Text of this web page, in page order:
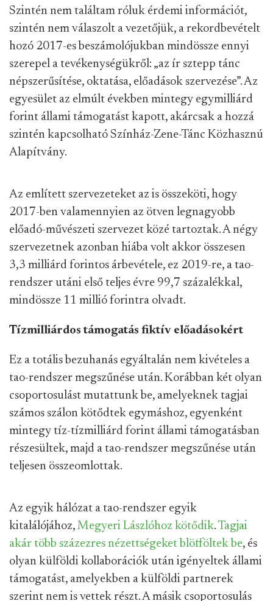
Szintén nem találtam róluk érdemi információt,
szintén nem válaszolt a vezetőjük, a rekordbevételt
hozó 2017-es beszámolójukban mindössze ennyi
szerepel a tevékenységükről: „az ír sztepp tánc
népszerűsítése, oktatása, előadások szervezése”. Az
egyesület az elmúlt években mintegy egymilliárd
forint állami támogatást kapott, akárcsak a hozzá
szintén kapcsolható Színház-Zene-Tánc Közhasznú
Alapítvány.
Az említett szervezeteket az is összeköti, hogy
2017-ben valamennyien az ötven legnagyobb
előadó-művészeti szervezet közé tartoztak. A négy
szervezetnek azonban hiába volt akkor összesen
3,3 milliárd forintos árbevétele, ez 2019-re, a tao-
rendszer utáni első teljes évre 99,7 százalékkal,
mindössze 11 millió forintra olvadt.
Tízmilliárdos támogatás fiktív előadásokért
Ez a totális bezuhanás egyáltalán nem kivételes a
tao-rendszer megszűnése után. Korábban két olyan
csoportosulást mutattunk be, amelyeknek tagjai
számos szálon kötődtek egymáshoz, egyenként
mintegy tíz-tízmilliárd forint állami támogatásban
részesültek, majd a tao-rendszer megszűnése után
teljesen összeomlottak.
Az egyik hálózat a tao-rendszer egyik
kitalálójához, Megyeri Lászlóhoz kötődik. Tagjai
akár több százezres nézettségeket blöfföltek be, és
olyan külföldi kollaborációk után igényeltek állami
támogatást, amelyekben a külföldi partnerek
szerint nem is vettek részt. A másik csoportosulás